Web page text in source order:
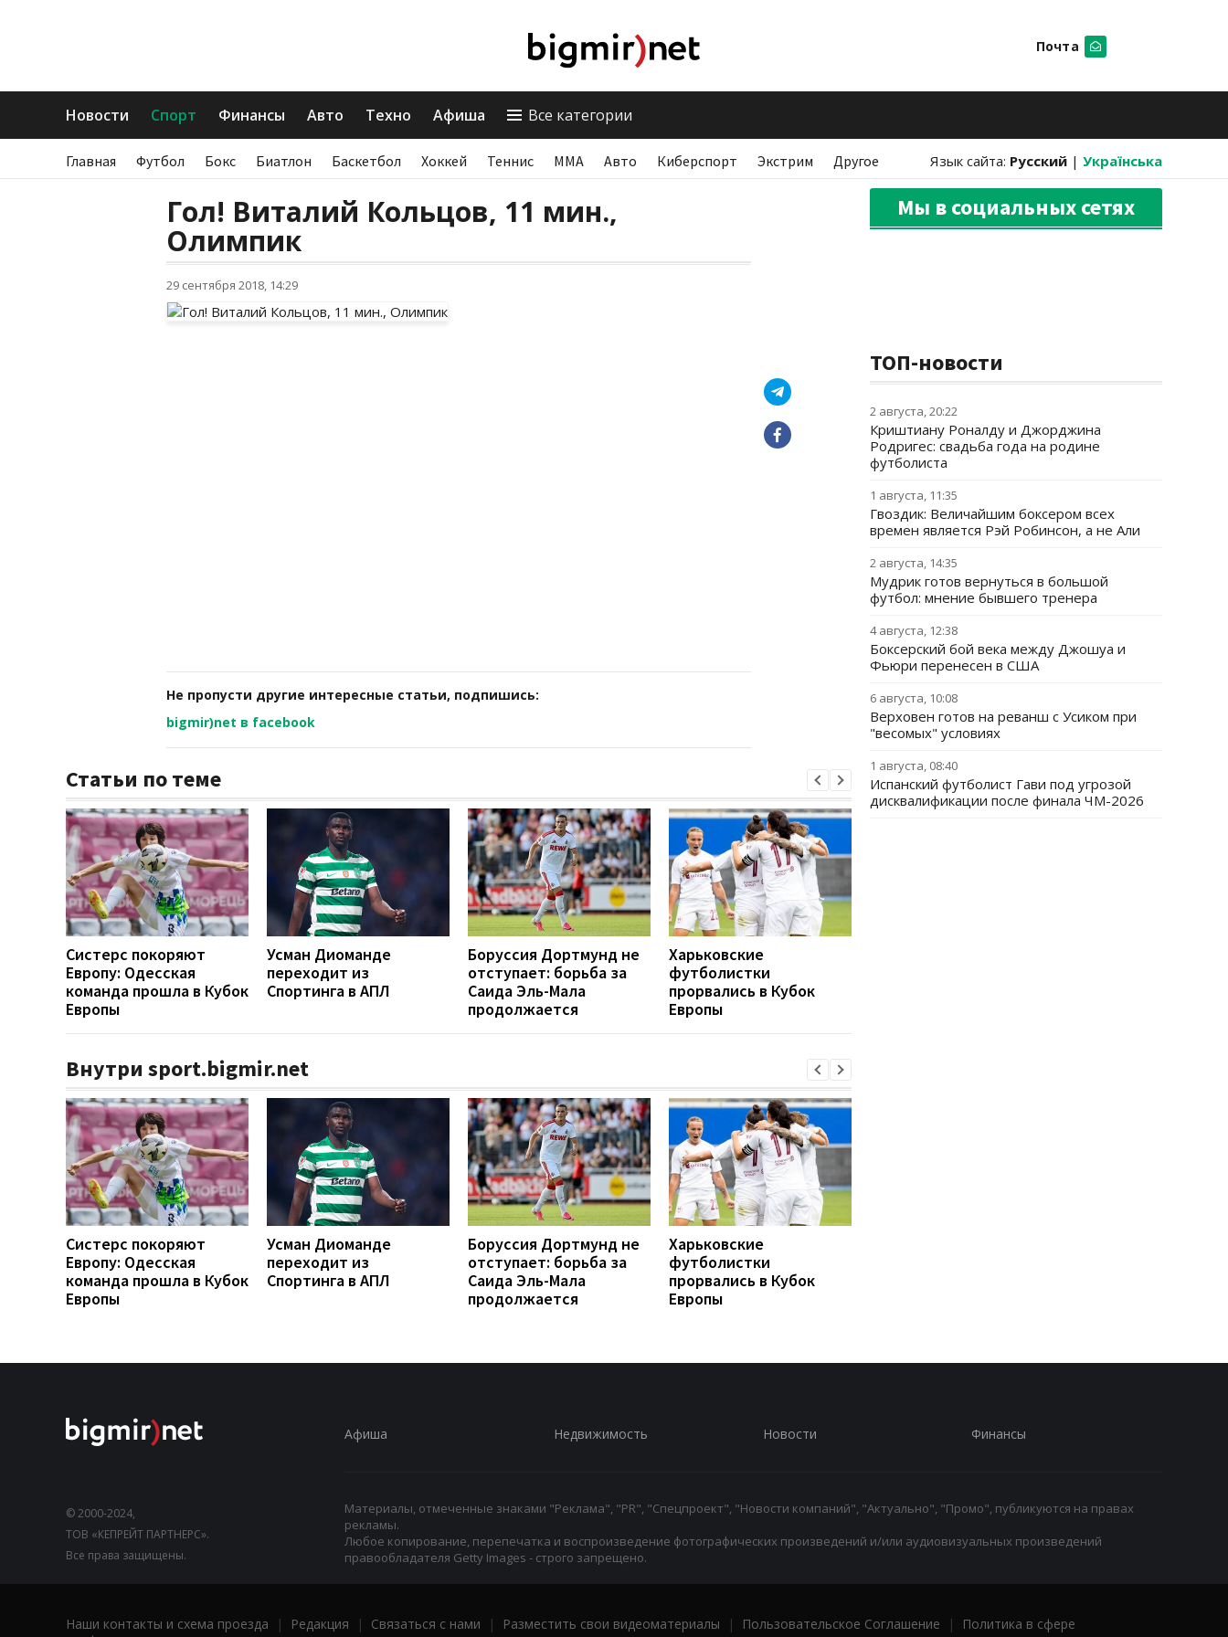
Почта
Новости Спорт Финансы Авто Техно Афиша Все категории
Главная Футбол Бокс Биатлон Баскетбол Хоккей Теннис ММА Авто Киберспорт Экстрим Другое Язык сайта: Русский | Українська
Гол! Виталий Кольцов, 11 мин.,
Олимпик
29 сентября 2018, 14:29
Не пропусти другие интересные статьи, подпишись:
bigmir)net в facebook
Статьи по теме
Систерс покоряют
Европу: Одесская
команда прошла в Кубок
Европы
Усман Диоманде
переходит из
Спортинга в АПЛ
Боруссия Дортмунд не
отступает: борьба за
Саида Эль-Мала
продолжается
Харьковские
футболистки
прорвались в Кубок
Европы
Внутри sport.bigmir.net
Систерс покоряют
Европу: Одесская
команда прошла в Кубок
Европы
Усман Диоманде
переходит из
Спортинга в АПЛ
Боруссия Дортмунд не
отступает: борьба за
Саида Эль-Мала
продолжается
Харьковские
футболистки
прорвались в Кубок
Европы
Мы в социальных сетях
ТОП-новости
2 августа, 20:22
Криштиану Роналду и Джорджина
Родригес: свадьба года на родине
футболиста
1 августа, 11:35
Гвоздик: Величайшим боксером всех
времен является Рэй Робинсон, а не Али
2 августа, 14:35
Мудрик готов вернуться в большой
футбол: мнение бывшего тренера
4 августа, 12:38
Боксерский бой века между Джошуа и
Фьюри перенесен в США
6 августа, 10:08
Верховен готов на реванш с Усиком при
"весомых" условиях
1 августа, 08:40
Испанский футболист Гави под угрозой
дисквалификации после финала ЧМ-2026
© 2000-2024,
ТОВ «КЕПРЕЙТ ПАРТНЕРС».
Все права защищены.
Афиша Недвижимость Новости Финансы
Материалы, отмеченные знаками "Реклама", "PR", "Спецпроект", "Новости компаний", "Актуально", "Промо", публикуются на правах
рекламы.
Любое копирование, перепечатка и воспроизведение фотографических произведений и/или аудиовизуальных произведений
правообладателя Getty Images - строго запрещено.
Наши контакты и схема проезда | Редакция | Связаться с нами | Разместить свои видеоматериалы | Пользовательское Соглашение |
Политика в сфере